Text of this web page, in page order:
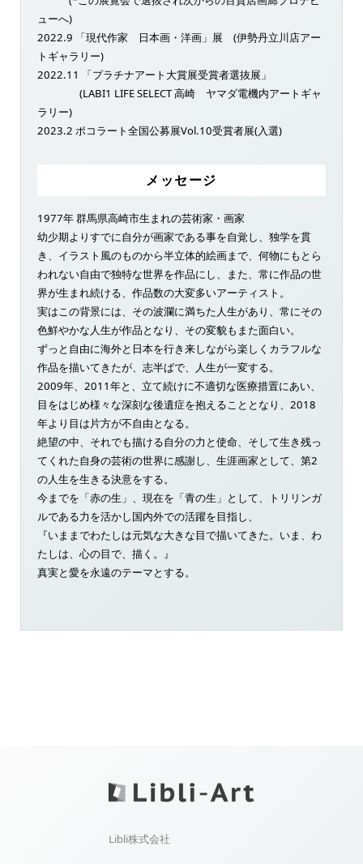
ューへ)
2022.9 「現代作家 日本画・洋画」展 (伊勢丹立川店アー
トギャラリー)
2022.11 「プラチナアート大賞展受賞者選抜展」
(LABI1 LIFE SELECT 高崎 ヤマダ電機内アートギャ
ラリー)
2023.2 ポコラート全国公募展Vol.10受賞者展(入選)
メッセージ
1977年 群馬県高崎市生まれの芸術家・画家
幼少期よりすでに自分が画家である事を自覚し、独学を貫
き、イラスト風のものから半立体的絵画まで、何物にもとら
われない自由で独特な世界を作品にし、また、常に作品の世
界が生まれ続ける、作品数の大変多いアーティスト。
実はこの背景には、その波瀾に満ちた人生があり、常にその
色鮮やかな人生が作品となり、その変貌もまた面白い。
ずっと自由に海外と日本を行き来しながら楽しくカラフルな
作品を描いてきたが、志半ばで、人生が一変する。
2009年、2011年と、立て続けに不適切な医療措置にあい、
目をはじめ様々な深刻な後遺症を抱えることとなり、2018
年より目は片方が不自由となる。
絶望の中、それでも描ける自分の力と使命、そして生き残っ
てくれた自身の芸術の世界に感謝し、生涯画家として、第2
の人生を生きる決意をする。
今までを「赤の生」、現在を「青の生」として、トリリンガ
ルである力を活かし国内外での活躍を目指し、
『いままでわたしは元気な大きな目で描いてきた。いま、わ
たしは、心の目で、描く。』
真実と愛を永遠のテーマとする。
Libli株式会社